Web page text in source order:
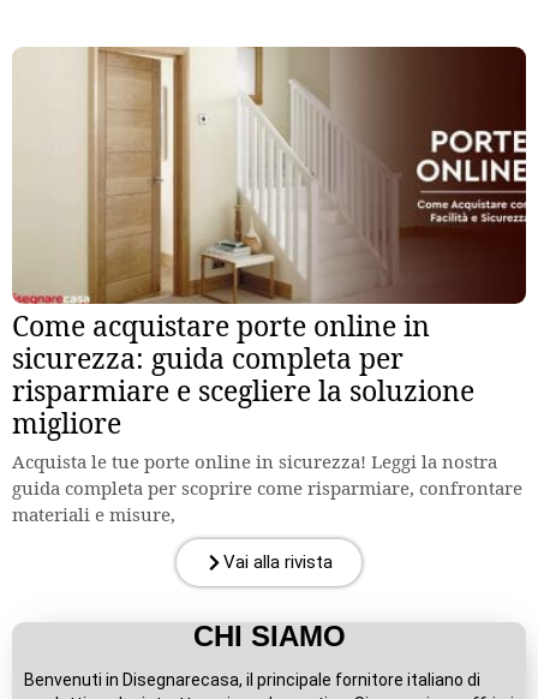
Come acquistare porte online in
sicurezza: guida completa per
risparmiare e scegliere la soluzione
migliore
Acquista le tue porte online in sicurezza! Leggi la nostra
guida completa per scoprire come risparmiare, confrontare
materiali e misure,
Vai alla rivista
CHI SIAMO
Benvenuti in Disegnarecasa, il principale fornitore italiano di